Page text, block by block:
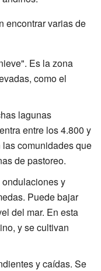
encontrar varias de
Es la zona
como el
lagunas
entre los 4.800 y
comunidades que
de pastoreo.
y
Puede bajar
del mar. En esta
y se cultivan
y caídas. Se